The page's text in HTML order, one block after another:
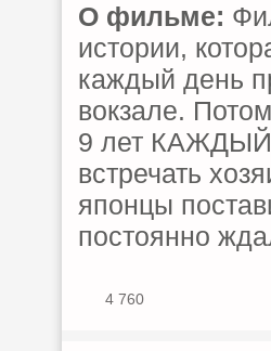
О фильме:
истории,
каждый день
вокзале.
9 лет КАЖДЫЙ
встречать
японцы
постоянно
4 760